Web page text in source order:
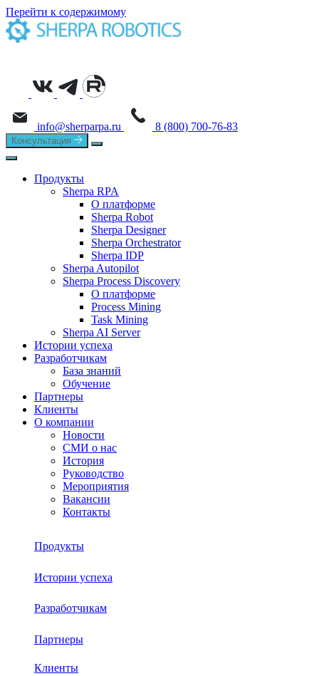
Перейти к содержимому
info@sherparpa.ru 8 (800) 700-76-83
Консультация
Продукты
Sherpa RPA
О платформе
Sherpa Robot
Sherpa Designer
Sherpa Orchestrator
Sherpa IDP
Sherpa Autopilot
Sherpa Process Discovery
О платформе
Process Mining
Task Mining
Sherpa AI Server
Истории успеха
Разработчикам
База знаний
Обучение
Партнеры
Клиенты
О компании
Новости
СМИ о нас
История
Руководство
Мероприятия
Вакансии
Контакты
Продукты
Sherpa RPA
Истории успеха
Разработчикам
База знаний
Обучение
Партнеры
Клиенты